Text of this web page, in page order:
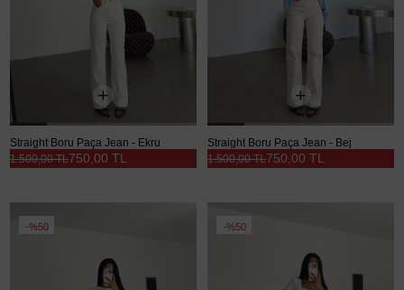
Straight Boru Paça Jean - Ekru
750,00 TL
1.500,00 TL
Straight Boru Paça Jean - Bej
750,00 TL
1.500,00 TL
%50 %50